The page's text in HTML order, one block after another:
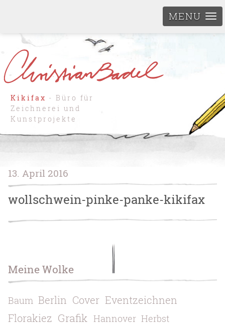
MENU
Kikifax - Büro für
Zeichnerei und
Kunstprojekte
13. April 2016
wollschwein-pinke-panke-kikifax
Meine Wolke
Baum Berlin Cover Eventzeichnen
Florakiez Grafik Hannover Herbst